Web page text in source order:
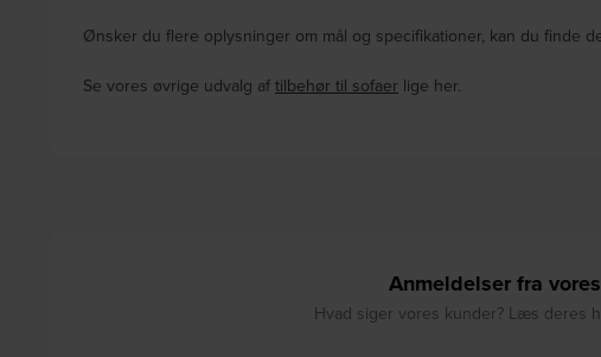
Ønsker du flere oplysninger om mål og specifikationer, kan du finde
Se vores øvrige udvalg aftilbehør til sofaer lige her.
Anmeldelser fra
Hvad siger vores kunder? Læs deres